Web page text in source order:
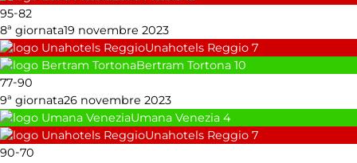
95-82
8ª giornata19 novembre 2023
Unahotels Reggio 7
Bertram Tortona 10
77-90
9ª giornata26 novembre 2023
Umana Venezia 4
Unahotels Reggio 7
90-70